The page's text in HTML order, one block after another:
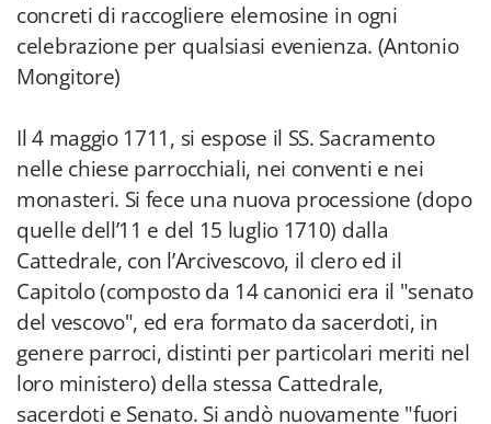
concreti di raccogliere elemosine in ogni
celebrazione per qualsiasi evenienza. (Antonio
Mongitore)
Il 4 maggio 1711, si espose il SS. Sacramento
nelle chiese parrocchiali, nei conventi e nei
monasteri. Si fece una nuova processione (dopo
quelle dell’11 e del 15 luglio 1710) dalla
Cattedrale, con l’Arcivescovo, il clero ed il
Capitolo (composto da 14 canonici era il "senato
del vescovo", ed era formato da sacerdoti, in
genere parroci, distinti per particolari meriti nel
loro ministero) della stessa Cattedrale,
sacerdoti e Senato. Si andò nuovamente "fuori